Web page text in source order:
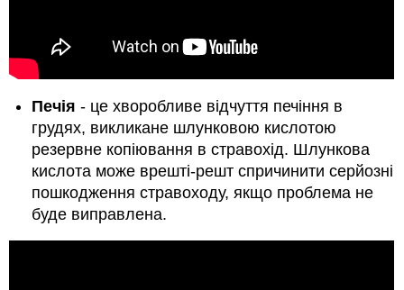
Печія - це хворобливе відчуття печіння в
грудях, викликане шлунковою кислотою
резервне копіювання в стравохід. Шлункова
кислота може врешті-решт спричинити серйозні
пошкодження стравоходу, якщо проблема не
буде виправлена.